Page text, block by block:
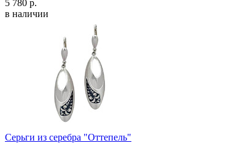
5 780 р.
в наличии
Серьги из серебра "Оттепель"